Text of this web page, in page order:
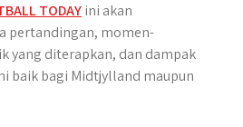
TODAYini akan
pertandingan, momen-
yang diterapkan, dan dampak
baik bagi Midtjylland maupun